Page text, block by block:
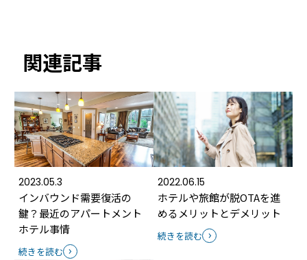
関連記事
2023.05.3
インバウンド需要復活の
鍵？最近のアパートメント
ホテル事情
続きを読む
2022.06.15
ホテルや旅館が脱OTAを進
めるメリットとデメリット
続きを読む